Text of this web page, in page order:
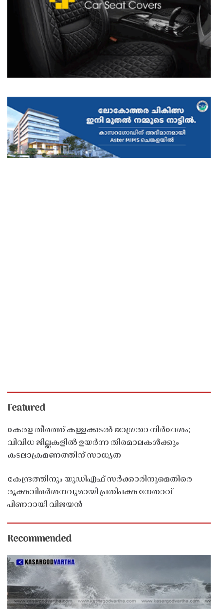
Featured
കേരള തീരത്ത് കള്ളക്കടൽ ജാഗ്രതാ നിർദേശം;
വിവിധ ജില്ലകളിൽ ഉയർന്ന തിരമാലകൾക്കും
കടലാക്രമണത്തിന് സാധ്യത
കേന്ദ്രത്തിനും യുഡിഎഫ് സർക്കാരിനുമെതിരെ
രൂക്ഷവിമർശനവുമായി പ്രതിപക്ഷ നേതാവ്
പിണറായി വിജയൻ
Recommended